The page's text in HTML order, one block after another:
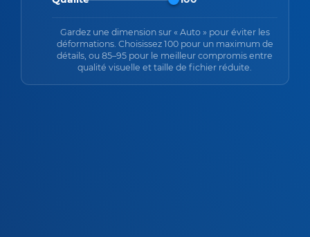
Gardez une dimension sur « Auto » pour éviter les
déformations. Choisissez 100 pour un maximum de
détails, ou 85–95 pour le meilleur compromis entre
qualité visuelle et taille de fichier réduite.